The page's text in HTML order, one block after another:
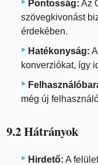
Pontosság: Az
szövegkivonást
érdekében.
Hatékonyság:
konverziókat, így
még új
9.2 Hátrányok
Hirdető: A